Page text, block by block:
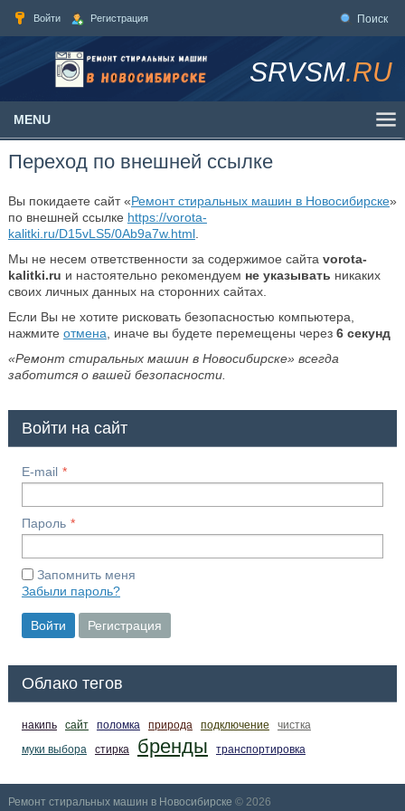
Войти Регистрация Поиск
SRVSM.RU
MENU
Переход по внешней ссылке
Вы покидаете сайт «Ремонт стиральных машин в Новосибирске»
по внешней ссылке https://vorota-
kalitki.ru/D15vLS5/0Ab9a7w.html.
Мы не несем ответственности за содержимое сайта vorota-
kalitki.ru и настоятельно рекомендуем не указывать никаких
своих личных данных на сторонних сайтах.
Если Вы не хотите рисковать безопасностью компьютера,
нажмите отмена , иначе вы будете перемещены через 6секунд
«Ремонт стиральных машин в Новосибирске» всегда
заботится о вашей безопасности.
Войти на сайт
E-mail
Пароль
Запомнить меня
Забыли пароль?
Войти Регистрация
Облако тегов
накипь сайт поломка природа подключение
чистка
муки выбора
стирка бренды транспортировка
Ремонт стиральных машин в Новосибирске © 2026